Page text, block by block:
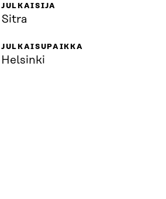
JULKAISIJA
Sitra
JULKAISUPAIKKA
Helsinki